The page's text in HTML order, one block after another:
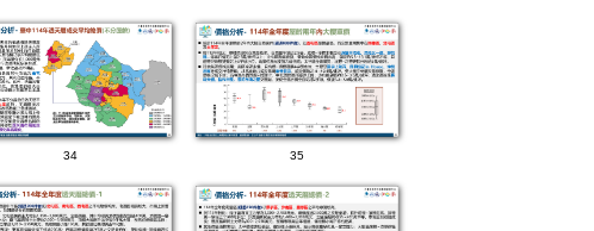
34 35